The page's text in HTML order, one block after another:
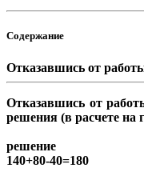
Содержание
Отказавшись от
Отказавшись от
решения (в расчете на
решение
140+80-40=180